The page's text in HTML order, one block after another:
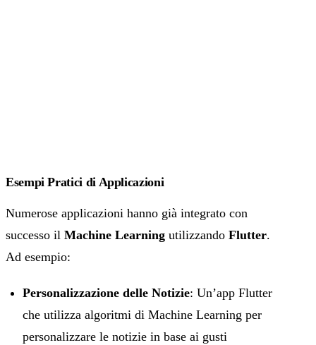
Esempi Pratici di Applicazioni
Numerose applicazioni hanno già integrato con
successo il Machine Learning utilizzando Flutter.
Ad esempio:
Personalizzazione delle Notizie: Un’app Flutter
che utilizza algoritmi di Machine Learning per
personalizzare le notizie in base ai gusti